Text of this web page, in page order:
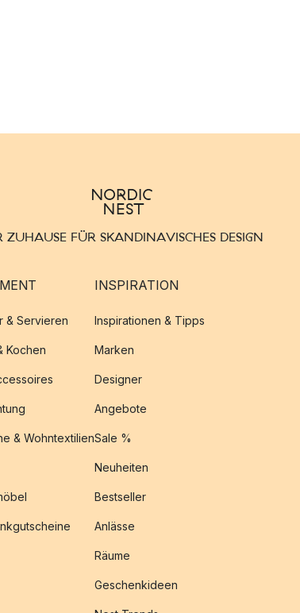
ZUHAUSE FÜR SKANDINAVISCHES DESIGN
& Servieren
Kochen
& Wohntextilien
INSPIRATION
Inspirationen & Tipps
Marken
Designer
Angebote
Sale %
Neuheiten
Bestseller
Anlässe
Räume
Geschenkideen